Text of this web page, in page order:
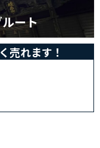
ート
売れます！